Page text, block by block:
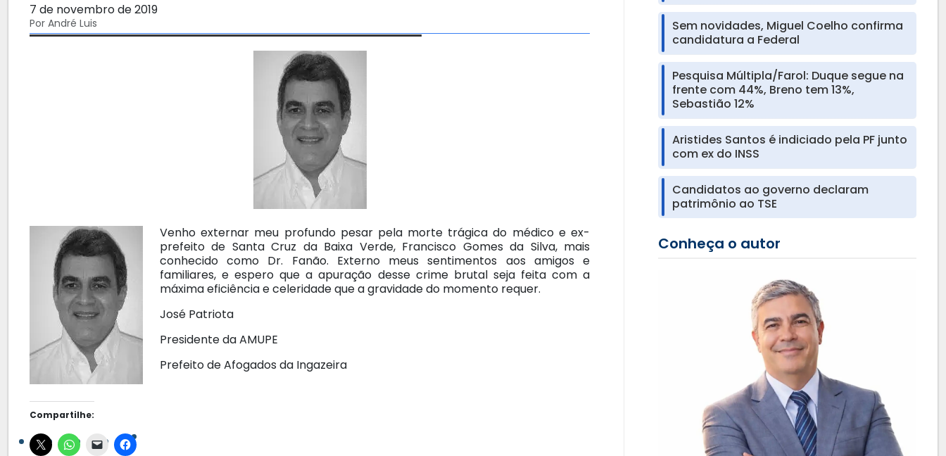
7 de novembro de 2019
Por André Luis
Venho externar meu profundo pesar pela morte trágica do médico e ex-
prefeito de Santa Cruz da Baixa Verde, Francisco Gomes da Silva, mais
conhecido como Dr. Fanão. Externo meus sentimentos aos amigos e
familiares, e espero que a apuração desse crime brutal seja feita com a
máxima eficiência e celeridade que a gravidade do momento requer.
José Patriota
Presidente da AMUPE
Prefeito de Afogados da Ingazeira
Compartilhe:
Sem novidades, Miguel Coelho confirma
candidatura a Federal
Pesquisa Múltipla/Farol: Duque segue na
frente com 44%, Breno tem 13%,
Sebastião 12%
Aristides Santos é indiciado pela PF junto
com ex do INSS
Candidatos ao governo declaram
patrimônio ao TSE
Conheça o autor